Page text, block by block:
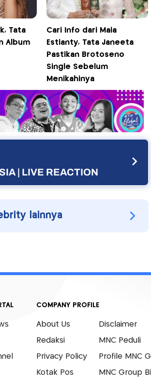
Tata
Album
Cari Info dari Maia
Estianty, Tata Janeeta
Pastikan Brotoseno
Single Sebelum
Menikahinya
| LIVE REACTION
lainnya